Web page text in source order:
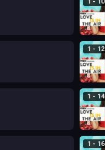
1 - 12
1 - 14
1 - 16